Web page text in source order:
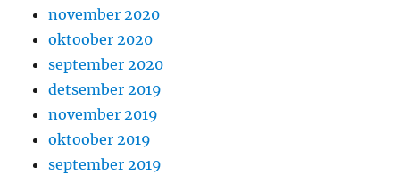
november 2020
oktoober 2020
september 2020
detsember 2019
november 2019
oktoober 2019
september 2019